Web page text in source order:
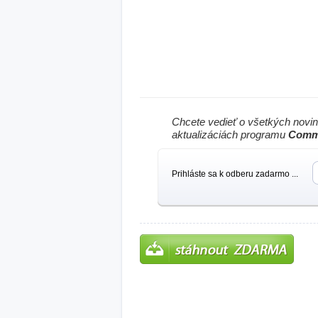
Chcete vedieť o všetkých
aktualizáciách programu
Prihláste sa k odberu zadarmo ...